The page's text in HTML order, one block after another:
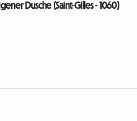
Dusche (Saint-Gilles - 1060)